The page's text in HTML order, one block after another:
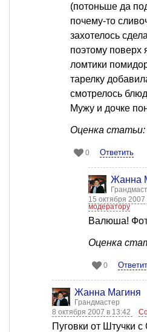
(потоньше да
почему-то
захотелось
поэтому поверх
ломтики
тарелку
смотрелось
Мужу и дочке
Оценка статьи:
0 Ответить
Жанна
15 октября 2007
модератору
Валюша!
Оценка
0
Жанна Магиня
Грандмастер
8 октября 2007 в 13:42
Пуговки от Штучки с